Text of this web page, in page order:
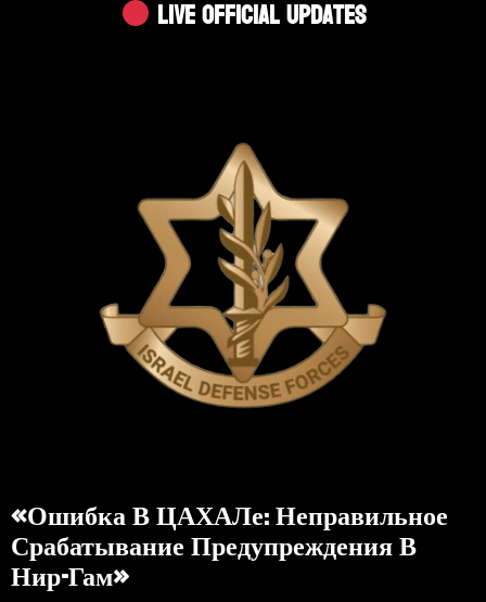
Live Official Updates
«Ошибка В ЦАХАЛе: Неправильное
Срабатывание Предупреждения В
Нир-Гам»